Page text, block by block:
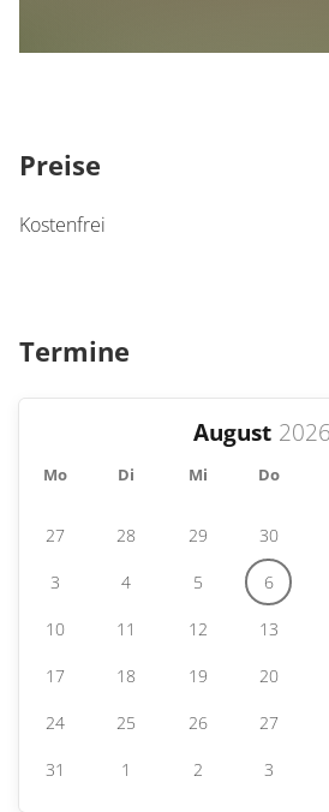
Preise
Kostenfrei
Termine
August
Mo Di Mi Do
27 28 29 30
3 4 5 6
10 11 12 13
17 18 19 20
24 25 26 27
31 1 2 3